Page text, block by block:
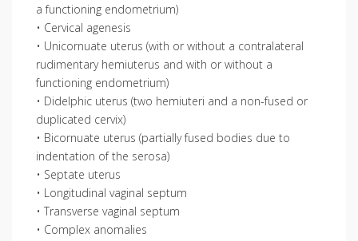
a functioning endometrium)
• Cervical agenesis
• Unicornuate uterus (with or without a contralateral
rudimentary hemiuterus and with or without a
functioning endometrium)
• Didelphic uterus (two hemiuteri and a non-fused or
duplicated cervix)
• Bicornuate uterus (partially fused bodies due to
indentation of the serosa)
• Septate uterus
• Longitudinal vaginal septum
• Transverse vaginal septum
• Complex anomalies